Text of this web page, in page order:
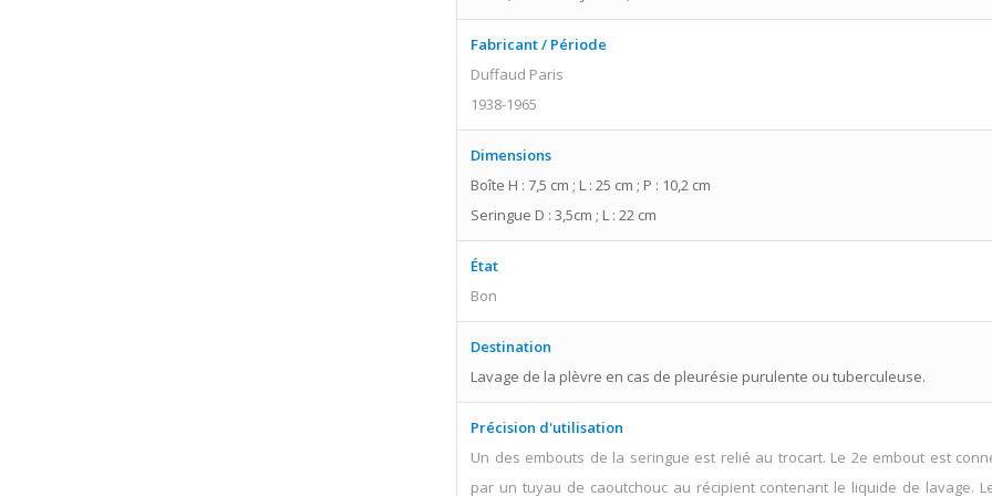
Fabricant / Période
Duffaud Paris
1938-1965
Dimensions
Boîte H : 7,5 cm ; L : 25 cm ; P : 10,2 cm
Seringue D : 3,5cm ; L : 22 cm
État
Bon
Destination
Lavage de la plèvre en cas de pleurésie purulente ou tuberculeuse.
Précision d'utilisation
Un des embouts de la seringue est relié au trocart. Le 2e embout est
par un tuyau de caoutchouc au récipient contenant le liquide de lavage.